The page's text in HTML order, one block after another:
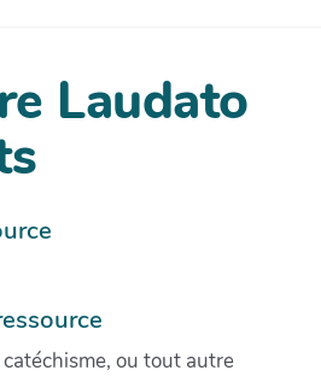
Laudato
ou tout autre